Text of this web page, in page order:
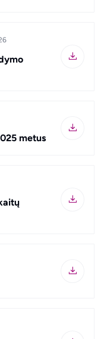
metus